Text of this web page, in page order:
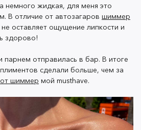
немного жидкая, для меня это
В отличие от автозагаров шиммер
оставляет ощущение липкости и
здорово!
парнем отправилась в бар. В итоге
сделали больше, чем за
шиммер мой musthave.